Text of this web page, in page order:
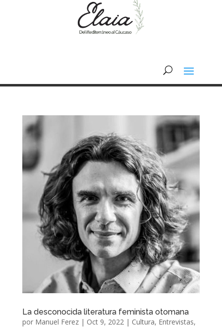
La desconocida literatura feminista otomana
por Manuel Ferez| Oct 9, 2022| Cultura, Entrevistas,